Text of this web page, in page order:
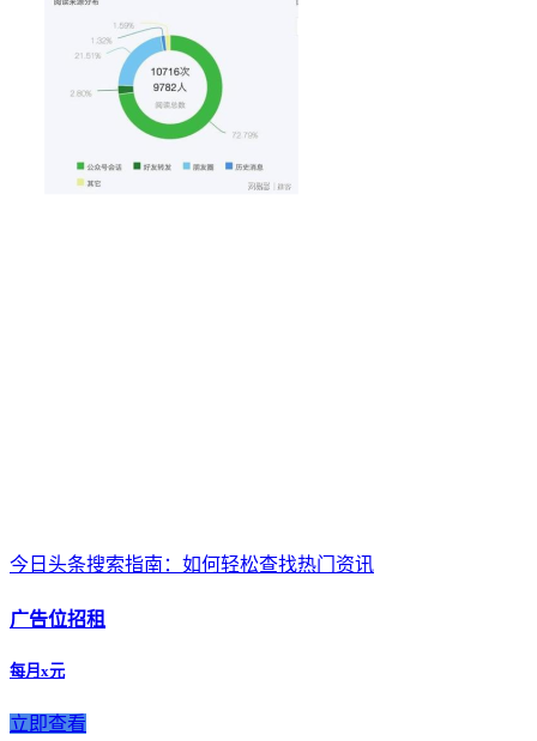
今日头条搜索指南：如何轻松查找热门资讯
广告位招租
每月x元
立即查看